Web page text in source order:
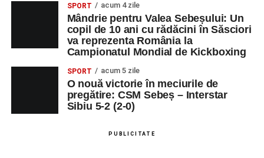
SPORT acum 4 zile
Mândrie pentru Valea Sebeșului: Un
copil de 10 ani cu rădăcini în Săsciori
va reprezenta România la
Campionatul Mondial de Kickboxing
SPORT acum 5 zile
O nouă victorie în meciurile de
pregătire: CSM Sebeș – Interstar
Sibiu 5-2 (2-0)
PUBLICITATE